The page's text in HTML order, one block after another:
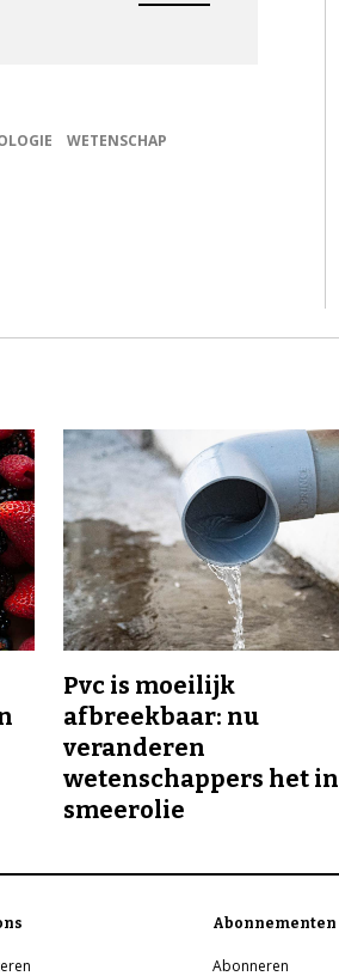
WETENSCHAP
Pvc is moeilijk
afbreekbaar: nu
veranderen
wetenschappers het in
smeerolie
Abonnementen
Abonneren